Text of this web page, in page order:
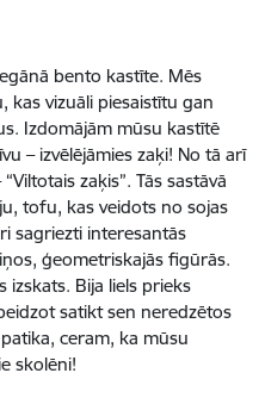
bento kastīte. Mēs
kas vizuāli piesaistītu gan
Izdomājām mūsu kastītē
– izvēlējāmies zaķi! No tā arī
zaķis”. Tās sastāvā
tofu, kas veidots no sojas
sagriezti interesantās
ģeometriskajās figūrās.
izskats. Bija liels prieks
satikt sen neredzētos
ceram, ka mūsu
skolēni!